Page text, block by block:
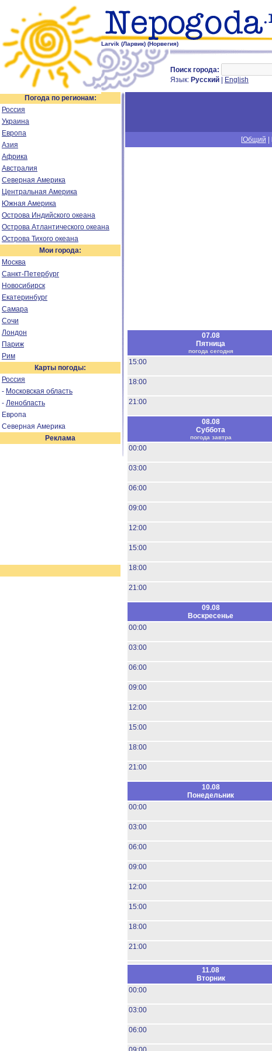
Larvik (Ларвик) (Норвегия)
Поиск города:
Язык: Русский English
Погода по регионам:
Россия
Украина
Европа
Азия
Африка
Австралия
Северная Америка
Центральная Америка
Южная Америка
Острова Индийского океана
Острова Атлантического океана
Острова Тихого океана
Мои города:
Москва
Санкт-Петербург
Новосибирск
Екатеринбург
Самара
Сочи
Лондон
Париж
Рим
Карты погоды:
Россия
- Московская область
- Ленобласть
Европа
Северная Америка
Реклама
[Общий
07.08
Пятница
погода сегодня
15:00
18:00
21:00
08.08
Суббота
погода завтра
00:00
03:00
06:00
09:00
12:00
15:00
18:00
21:00
09.08
Воскресенье
00:00
03:00
06:00
09:00
12:00
15:00
18:00
21:00
10.08
Понедельник
00:00
03:00
06:00
09:00
12:00
15:00
18:00
21:00
11.08
Вторник
00:00
03:00
06:00